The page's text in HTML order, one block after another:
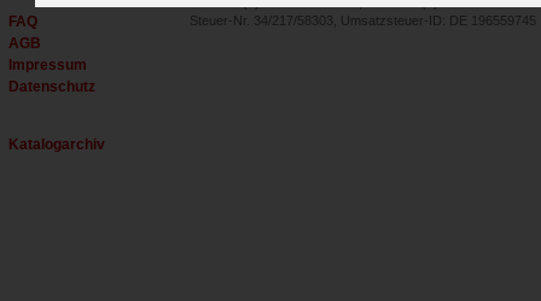
FAQ
AGB
Impressum
Datenschutz
Katalogarchiv
Steuer-Nr. 34/217/58303, Umsatzsteuer-ID: DE 196559745